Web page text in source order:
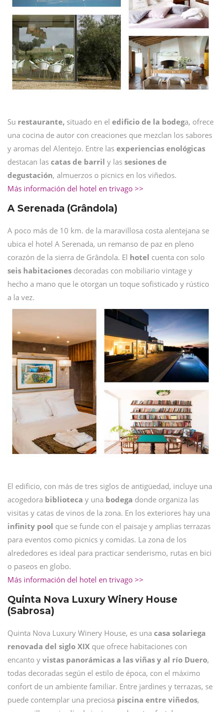
Su restaurante, situado en el edificio de la bodega, ofrece
una cocina de autor con creaciones que mezclan los sabores
y aromas del Alentejo. Entre las experiencias enológicas
destacan las catas de barril y las sesiones de
degustación, almuerzos o picnics en los viñedos.
Más información del hotel en trivago >>
A Serenada (Grândola)
A poco más de 10 km. de la maravillosa costa alentejana se
ubica el hotel A Serenada, un remanso de paz en pleno
corazón de la sierra de Grândola. El hotel cuenta con solo
seis habitaciones decoradas con mobiliario vintage y
hecho a mano que le otorgan un toque sofisticado y rústico
a la vez.
El edificio, con más de tres siglos de antigüedad, incluye una
acogedora biblioteca y una bodega donde organiza las
visitas y catas de vinos de la zona. En los exteriores hay una
infinity pool que se funde con el paisaje y amplias terrazas
para eventos como picnics y comidas. La zona de los
alrededores es ideal para practicar senderismo, rutas en bici
o paseos en globo.
Más información del hotel en trivago >>
Quinta Nova Luxury Winery House
(Sabrosa)
Quinta Nova Luxury Winery House, es una casa solariega
renovada del siglo XIX que ofrece habitaciones con
encanto y vistas panorámicas a las viñas y al río Duero,
todas decoradas según el estilo de época, con el máximo
confort de un ambiente familiar. Entre jardines y terrazas, se
puede contemplar una preciosa piscina entre viñedos,